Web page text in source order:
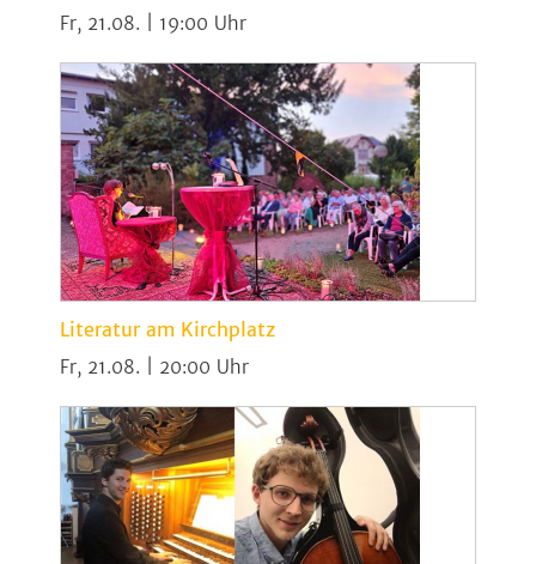
Fr, 21.08. | 19:00
Literatur am Kirchplatz
Fr, 21.08. | 20:00